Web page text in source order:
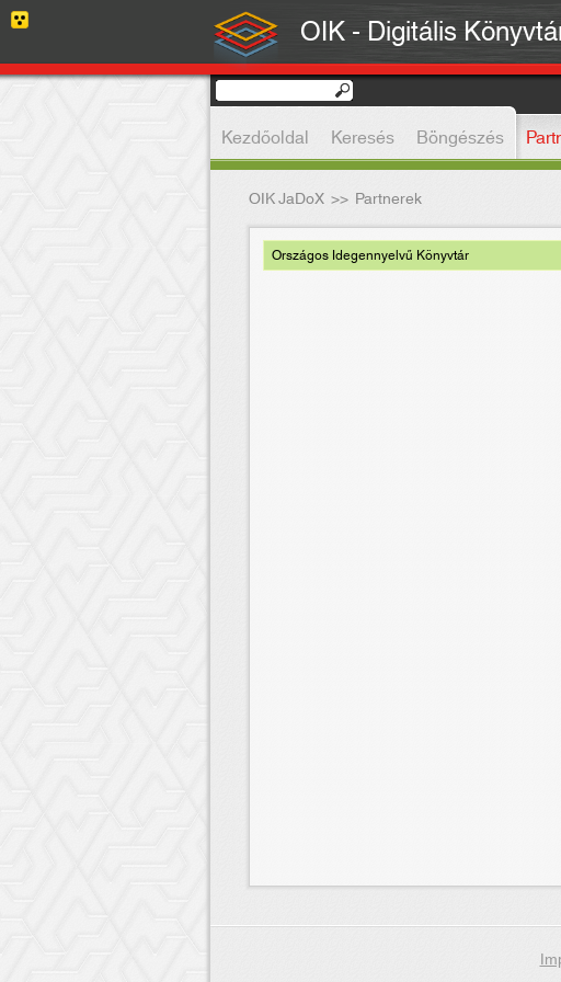
OIK - Digitális
Kezdőoldal Keresés Böngészés
OIK JaDoX >> Partnerek
Országos Idegennyelvű Könyvtár